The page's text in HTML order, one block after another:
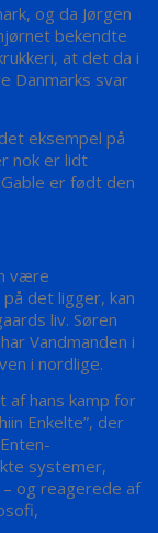
og da Jørgen
bekendte
at det da i
Danmarks svar
eksempel på
nok er lidt
er født den
være
det ligger, kan
liv. Søren
Vandmanden i
i nordlige.
hans kamp for
Enkelte”, der
systemer,
og reagerede af